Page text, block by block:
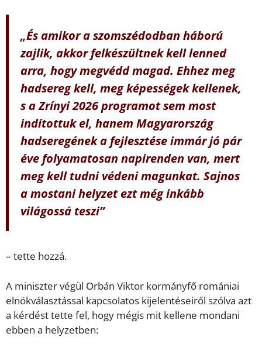
„És amikor a szomszédodban háború
zajlik, akkor felkészültnek kell lenned
arra, hogy megvédd magad. Ehhez meg
hadsereg kell, meg képességek kellenek,
s a Zrínyi 2026 programot sem most
indítottuk el, hanem Magyarország
hadseregének a fejlesztése immár jó pár
éve folyamatosan napirenden van, mert
meg kell tudni védeni magunkat. Sajnos
a mostani helyzet ezt még inkább
világossá teszi”
– tette hozzá.
A miniszter végül Orbán Viktor kormányfő romániai
elnökválasztással kapcsolatos kijelentéseiről szólva azt
a kérdést tette fel, hogy mégis mit kellene mondani
ebben a helyzetben: